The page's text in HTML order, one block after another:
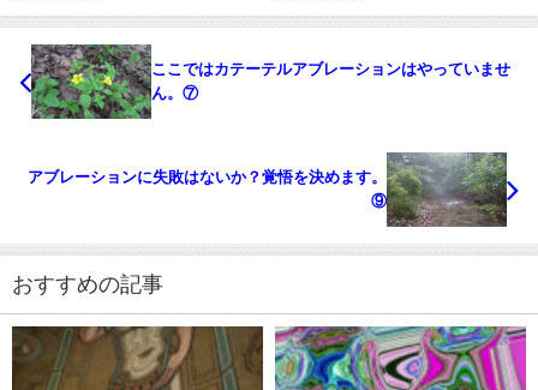
ここではカテーテルアブレーションはやっていませ
ん。⑦
アブレーションに失敗はないか？覚悟を決めます。
⑨
おすすめの記事